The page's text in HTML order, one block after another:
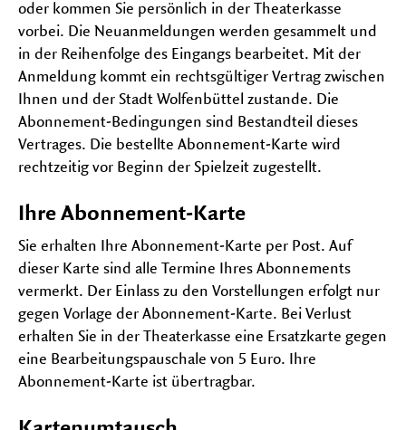
oder kommen Sie persönlich in der Theaterkasse
vorbei. Die Neuanmeldungen werden gesammelt und
in der Reihenfolge des Eingangs bearbeitet. Mit der
Anmeldung kommt ein rechtsgültiger Vertrag zwischen
Ihnen und der Stadt Wolfenbüttel zustande. Die
Abonnement-Bedingungen sind Bestandteil dieses
Vertrages. Die bestellte Abonnement-Karte wird
rechtzeitig vor Beginn der Spielzeit zugestellt.
Ihre Abonnement-Karte
Sie erhalten Ihre Abonnement-Karte per Post. Auf
dieser Karte sind alle Termine Ihres Abonnements
vermerkt. Der Einlass zu den Vorstellungen erfolgt nur
gegen Vorlage der Abonnement-Karte. Bei Verlust
erhalten Sie in der Theaterkasse eine Ersatzkarte gegen
eine Bearbeitungspauschale von 5 Euro. Ihre
Abonnement-Karte ist übertragbar.